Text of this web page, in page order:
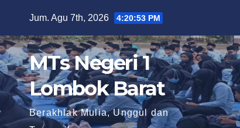
content
Jum. Agu 7th, 2026 4:20:54 PM
MTs Negeri 1
Lombok Barat
Berakhlak Mulia, Unggul dan